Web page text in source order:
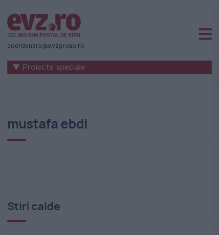
Știri
naționale
internaționale
-
Evenimentul
coordonare@evzgroup.ro
▼ Proiecte speciale
mustafa ebdi
Stiri calde